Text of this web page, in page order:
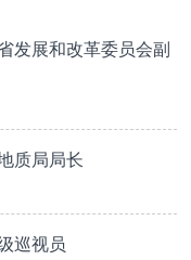
发展和改革委员会副
质局局长
巡视员